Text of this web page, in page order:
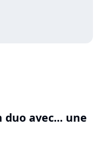
duo avec... une